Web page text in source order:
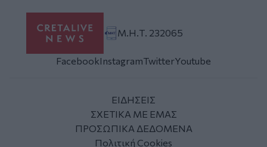
Μ.Η.Τ. 232065
FacebookInstagramTwitterYoutube
ΕΙΔΗΣΕΙΣ
ΣΧΕΤΙΚΑ ΜΕ ΕΜΑΣ
ΠΡΟΣΩΠΙΚΑ ΔΕΔΟΜΕΝΑ
Πολιτική Cookies